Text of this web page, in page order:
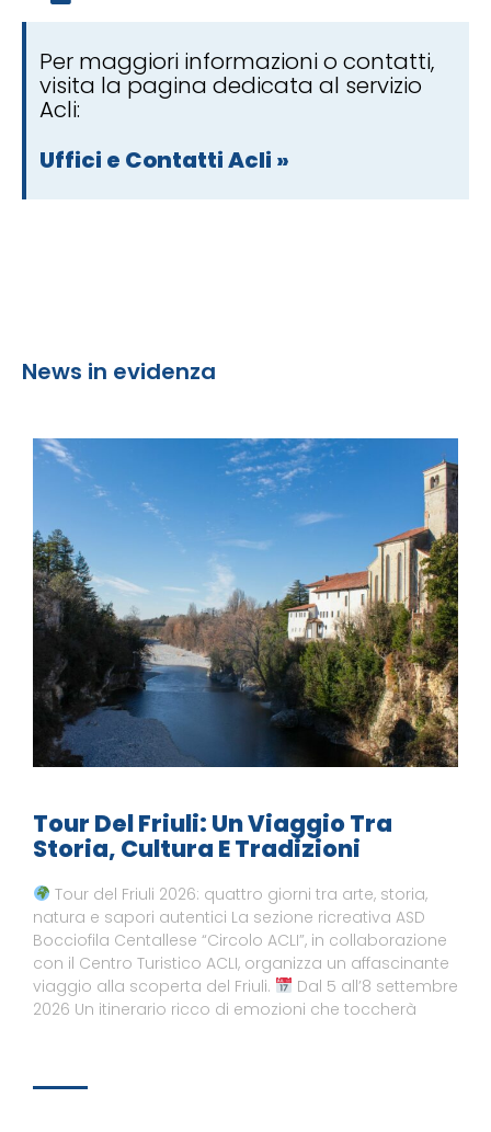
Per maggiori informazioni o contatti,
visita la pagina dedicata al servizio
Acli:
Uffici e Contatti Acli »
News in evidenza
Tour Del Friuli: Un Viaggio Tra
Storia, Cultura E Tradizioni
Tour del Friuli 2026: quattro giorni tra arte, storia,
natura e sapori autentici La sezione ricreativa ASD
Bocciofila Centallese “Circolo ACLI”, in collaborazione
con il Centro Turistico ACLI, organizza un affascinante
viaggio alla scoperta del Friuli.
Dal 5 all’8 settembre
2026 Un itinerario ricco di emozioni che toccherà